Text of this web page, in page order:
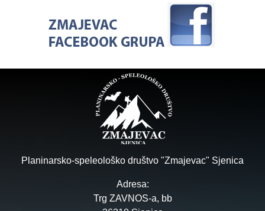
Planinarsko-speleološko društvo "Zmajevac" Sjenica
Adresa:
Trg ZAVNOS-a, bb